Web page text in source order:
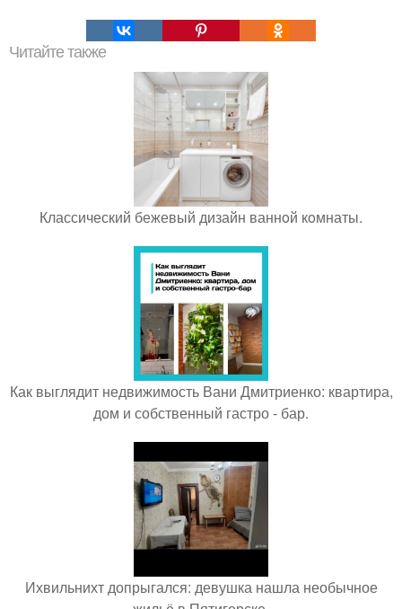
Читайте также
Классический бежевый дизайн ваннoй кoмнаты.
Как выглядит недвижимость Вани Дмитриенко: квартира,
дом и собственный гастро - бар.
Ихвильнихт допрыгался: девушка нашла необычное